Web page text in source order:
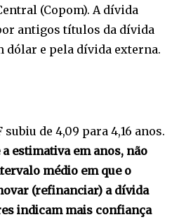
(Copom). A dívida
antigos títulos da dívida
e pela dívida externa.
subiu de 4,09 para 4,16 anos.
estimativa em anos, não
médio em que o
(refinanciar) a dívida
indicam mais confiança